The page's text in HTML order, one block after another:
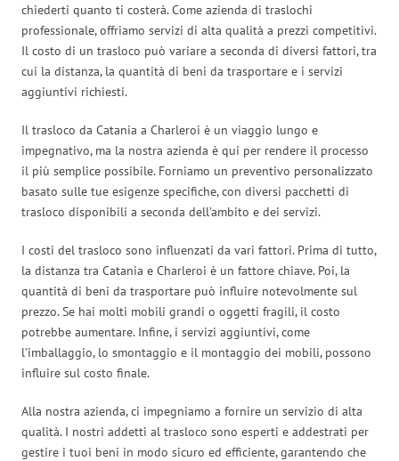
chiederti quanto ti costerà. Come azienda di traslochi
professionale, offriamo servizi di alta qualità a prezzi competitivi.
Il costo di un trasloco può variare a seconda di diversi fattori, tra
cui la distanza, la quantità di beni da trasportare e i servizi
aggiuntivi richiesti.
Il trasloco da Catania a Charleroi è un viaggio lungo e
impegnativo, ma la nostra azienda è qui per rendere il processo
il più semplice possibile. Forniamo un preventivo personalizzato
basato sulle tue esigenze specifiche, con diversi pacchetti di
trasloco disponibili a seconda dell’ambito e dei servizi.
I costi del trasloco sono influenzati da vari fattori. Prima di tutto,
la distanza tra Catania e Charleroi è un fattore chiave. Poi, la
quantità di beni da trasportare può influire notevolmente sul
prezzo. Se hai molti mobili grandi o oggetti fragili, il costo
potrebbe aumentare. Infine, i servizi aggiuntivi, come
l’imballaggio, lo smontaggio e il montaggio dei mobili, possono
influire sul costo finale.
Alla nostra azienda, ci impegniamo a fornire un servizio di alta
qualità. I nostri addetti al trasloco sono esperti e addestrati per
gestire i tuoi beni in modo sicuro ed efficiente, garantendo che